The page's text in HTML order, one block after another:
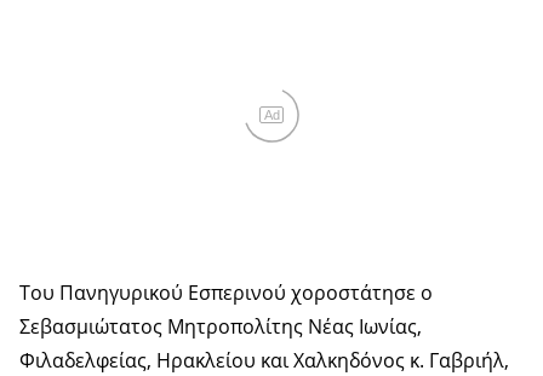
Ad
Του Πανηγυρικού Εσπερινού χοροστάτησε ο
Σεβασμιώτατος Μητροπολίτης Νέας Ιωνίας,
Φιλαδελφείας, Ηρακλείου και Χαλκηδόνος κ. Γαβριήλ,